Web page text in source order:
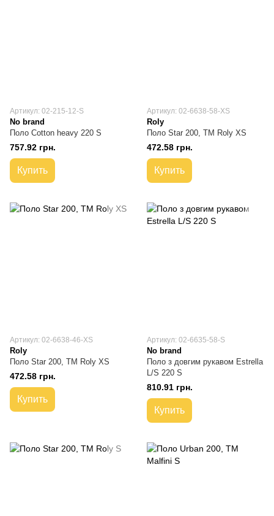
Артикул: 02-215-12-S
No brand
Поло Cotton heavy 220 S
757.92 грн.
Купить
Артикул: 02-6638-58-XS
Roly
Поло Star 200, TM Roly XS
472.58 грн.
Купить
Артикул: 02-6638-46-XS
Roly
Поло Star 200, TM Roly XS
472.58 грн.
Купить
Артикул: 02-6635-58-S
No brand
Поло з довгим рукавом Estrella
L/S 220 S
810.91 грн.
Купить